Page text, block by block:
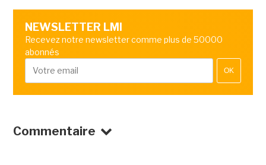
NEWSLETTER LMI
Recevez notre newsletter comme plus de 50000
abonnés
OK
Commentaire